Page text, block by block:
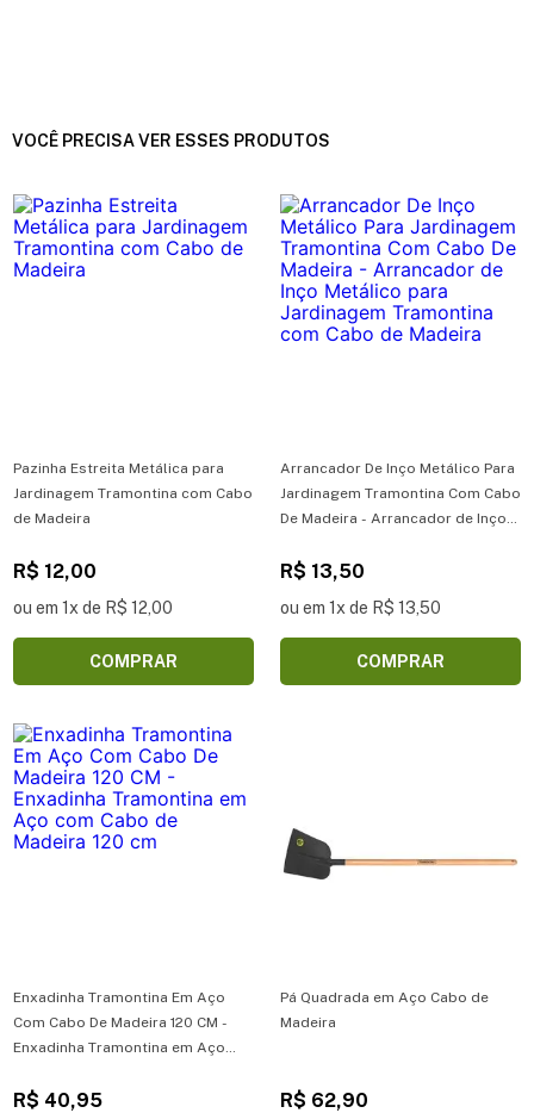
VOCÊ PRECISA VER ESSES PRODUTOS
Pazinha Estreita Metálica para
Jardinagem Tramontina com Cabo
de Madeira
R$ 12,00
ou em 1x de R$ 12,00
COMPRAR
Arrancador De Inço Metálico Para
Jardinagem Tramontina Com Cabo
De Madeira - Arrancador de Inço
Tramontina com Cabo de Madeira
R$ 13,50
ou em 1x de R$ 13,50
COMPRAR
Enxadinha Tramontina Em Aço
Com Cabo De Madeira 120 CM -
Enxadinha Tramontina em Aço
R$ 40,95
Pá Quadrada em Aço Cabo de
Madeira
R$ 62,90